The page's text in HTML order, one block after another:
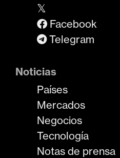
𝕏
Facebook
Telegram
Noticias
Países
Mercados
Negocios
Tecnología
Notas de prensa